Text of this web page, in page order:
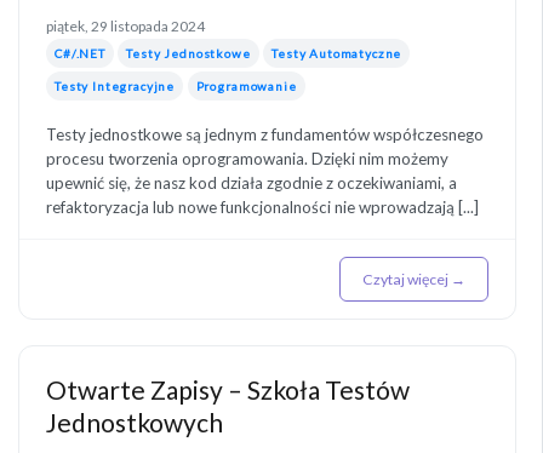
piątek, 29 listopada 2024
C#/.NET Testy Jednostkowe Testy Automatyczne
Testy Integracyjne Programowanie
Testy jednostkowe są jednym z fundamentów współczesnego
procesu tworzenia oprogramowania. Dzięki nim możemy
upewnić się, że nasz kod działa zgodnie z oczekiwaniami, a
refaktoryzacja lub nowe funkcjonalności nie wprowadzają [...]
Czytaj więcej →
Otwarte Zapisy – Szkoła Testów
Jednostkowych